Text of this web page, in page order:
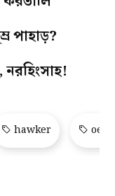
পাহাড়?
hawker